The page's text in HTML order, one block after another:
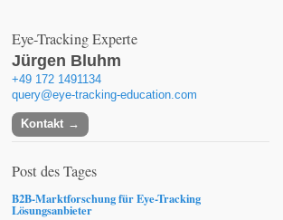
Eye-Tracking Experte
Jürgen Bluhm
+49 172 1491134
query@eye-tracking-education.com
Kontakt
Post des Tages
B2B-Marktforschung für Eye-Tracking
Lösungsanbieter